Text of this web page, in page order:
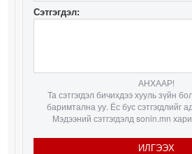
Сэтгэгдэл:
АНХААР!
Та сэтгэгдэл бичихдээ хууль зүйн
баримтална уу. Ёс бус сэтгэгдлийг
Мэдээний сэтгэгдэлд sonin.mn
ИЛГЭЭХ